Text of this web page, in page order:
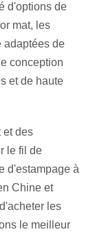
d'options de
mat, les
adaptées de
conception
et de haute
et des
le fil de
d'estampage à
Chine et
les
le meilleur